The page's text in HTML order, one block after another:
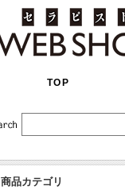
TOP
商品カテゴリ